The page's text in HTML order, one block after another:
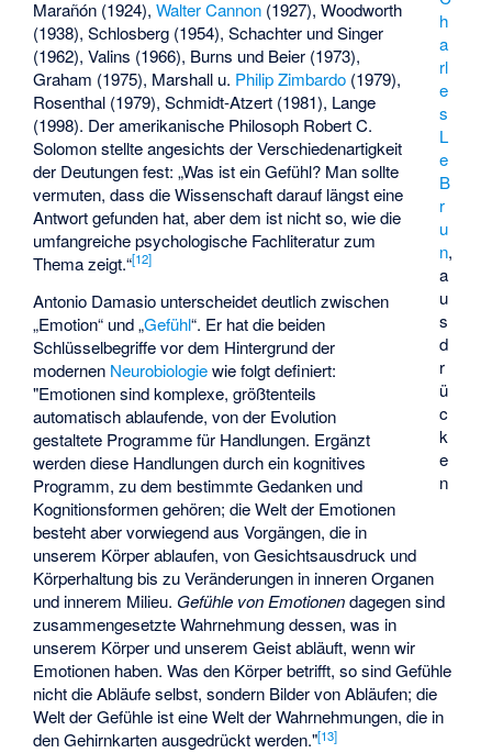
h
a
rl
e
s
L
e
B
r
u
n,
a
u
s
d
r
ü
c
k
e
n
Marañón (1924),Walter Cannon (1927), Woodworth
(1938), Schlosberg (1954), Schachter und Singer
(1962), Valins (1966), Burns und Beier (1973),
Graham (1975), Marshall u. Philip Zimbardo (1979),
Rosenthal (1979), Schmidt-Atzert (1981), Lange
(1998). Der amerikanische Philosoph Robert C.
Solomonstellte angesichts der Verschiedenartigkeit
der Deutungen fest: „Was ist ein Gefühl? Man sollte
vermuten, dass die Wissenschaft darauf längst eine
Antwort gefunden hat, aber dem ist nicht so, wie die
umfangreiche psychologische Fachliteratur zum
Thema zeigt.“[12]
Antonio Damasio unterscheidet deutlich zwischen
„Emotion“ und „Gefühl“. Er hat die beiden
Schlüsselbegriffe vor dem Hintergrund der
modernen Neurobiologiewie folgt definiert:
"Emotionen sind komplexe, größtenteils
automatisch ablaufende, von der Evolution
gestaltete Programme für Handlungen. Ergänzt
werden diese Handlungen durch ein kognitives
Programm, zu dem bestimmte Gedanken und
Kognitionsformen gehören; die Welt der Emotionen
besteht aber vorwiegend aus Vorgängen, die in
unserem Körper ablaufen, von Gesichtsausdruck und
Körperhaltung bis zu Veränderungen in inneren Organen
und innerem Milieu. Gefühle von Emotionendagegen sind
zusammengesetzte Wahrnehmung dessen, was in
unserem Körper und unserem Geist abläuft, wenn wir
Emotionen haben. Was den Körper betrifft, so sind Gefühle
nicht die Abläufe selbst, sondern Bilder von Abläufen; die
Welt der Gefühle ist eine Welt der Wahrnehmungen, die in
den Gehirnkarten ausgedrückt werden."[13]